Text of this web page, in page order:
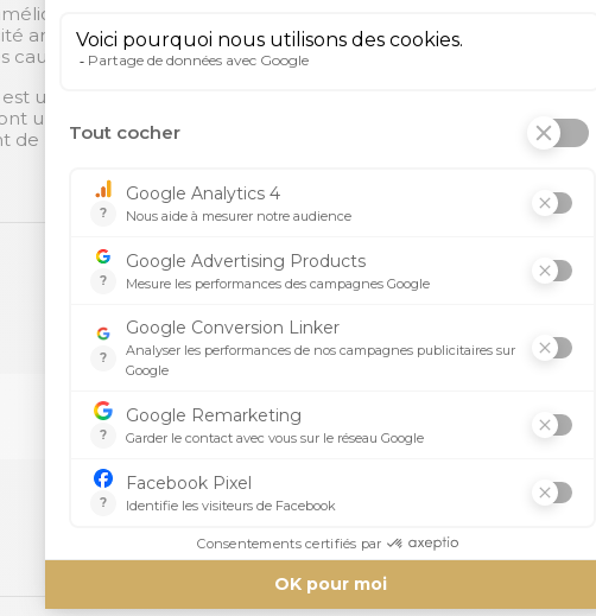
votre performance sur la piste en ayant une vision
anti-buée vous permet de rester concentré sur votre course
par le soleil, assurant ainsi votre confort et votre sécurité
un accessoire essentiel pour tout motard passionné de
un choix idéal pour améliorer votre expérience de conduite.
de haute performance et profitez pleinement de chaque
Aucun avis n'a été publié pour le moment.